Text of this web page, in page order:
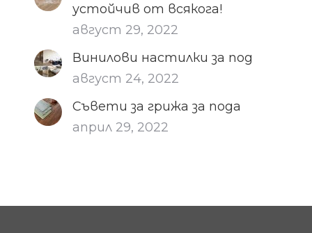
устойчив от всякога!
август 29, 2022
Винилови настилки за под
август 24, 2022
Съвети за грижа за пода
април 29, 2022